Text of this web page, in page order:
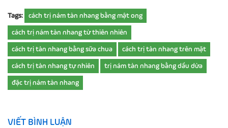
Tags: cách trị nám tàn nhang bằng mật ong
cách trị nám tàn nhang từ thiên nhiên
cách trị tàn nhang bằng sữa chua cách trị tàn nhang trên mặt
cách trị tàn nhang tự nhiên trị nám tàn nhang bằng dầu dừa
đặc trị nám tàn nhang
VIẾT BÌNH LUẬN